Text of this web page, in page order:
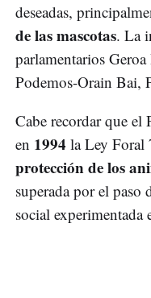
deseadas,
de las mascotas. La
parlamentarios
Podemos-Orain Bai,
Cabe recordar que el
en 1994 la Ley Foral
protección de los
superada por el
social experimentada